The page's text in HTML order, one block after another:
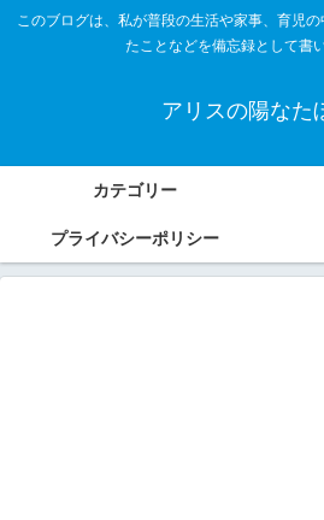
このブログは、私が普段の生活や家事、育児
たことなどを備忘録として書
アリスの陽なた
カテゴリー
プライバシーポリシー